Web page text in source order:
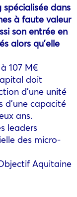
dans
à faute valeur
son entrée en
alors qu’elle
107 M€
doit
d’une unité
d’une capacité
ans.
leaders
des micro-
Aquitaine